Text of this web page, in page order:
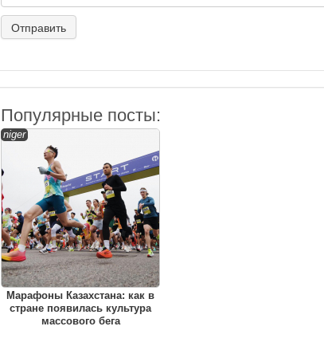
Популярные посты:
niger
Марафоны Казахстана: как в
стране появилась культура
массового бега